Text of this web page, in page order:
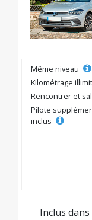
Même niveau
Kilométrage
Rencontrer et
Pilote
inclus
Inclus